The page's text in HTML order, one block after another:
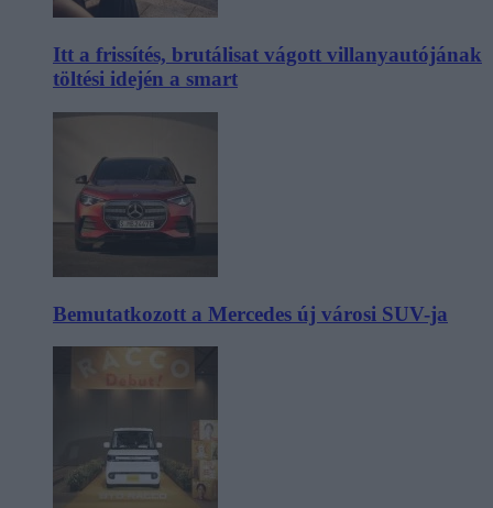
Itt a frissítés, brutálisat vágott villanyautójának
töltési idején a smart
Bemutatkozott a Mercedes új városi SUV-ja